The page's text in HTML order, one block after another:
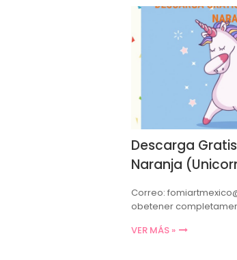
Descarga
Naranja
Correo:
obetener
VER MÁS »